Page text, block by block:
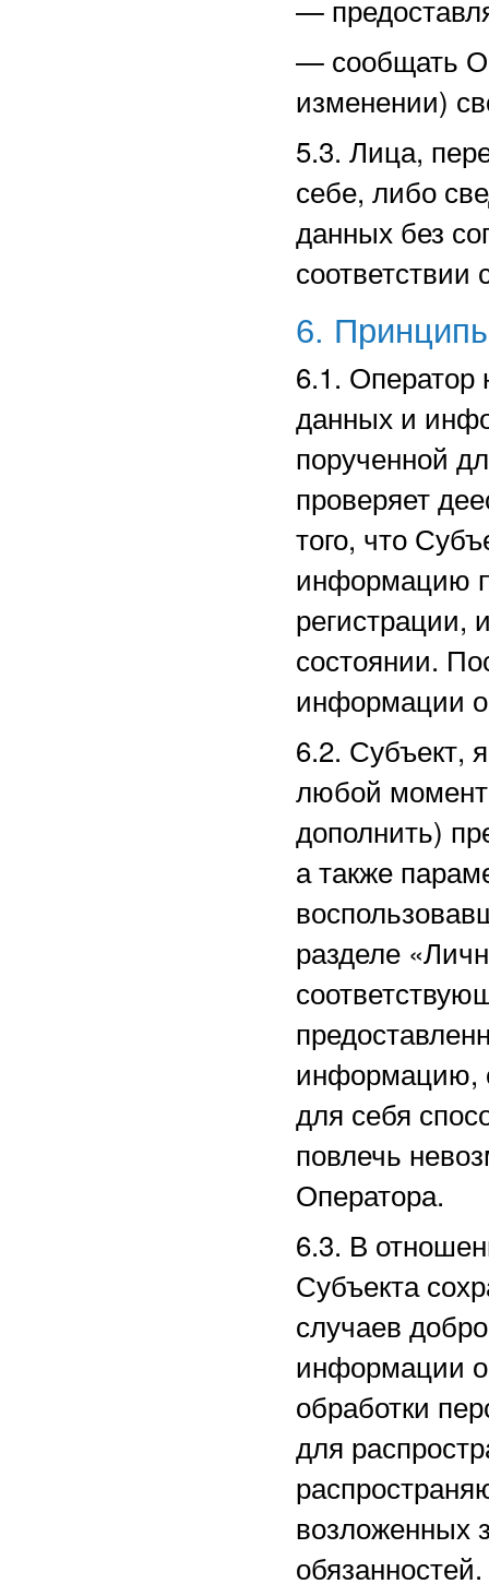
—
— сообщать
изменении)
5.3. Лица,
себе, либо
данных без
соответствии
6.
6.1. Оператор
данных и
порученной
проверяет
того, что
информацию
регистрации,
состоянии.
информации
6.2. Субъект,
любой момент
дополнить)
а также
разделе
информацию,
для себя
повлечь
Оператора.
6.3. В
Субъекта
случаев
информации
обработки
для
возложенных
обязанностей.